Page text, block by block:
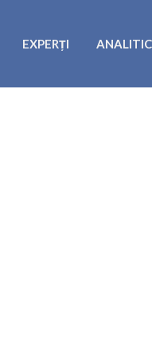
EXPERȚI